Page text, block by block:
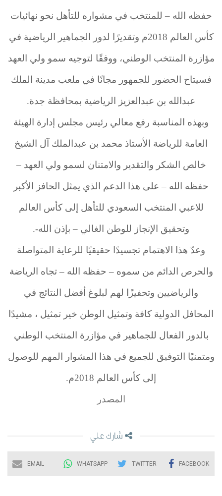
حفظه الله – للمنتخب في مشواره للتأهل نحو نهائيات
كأس العالم 2018م وتقديرًا لدور الجماهير الرياضية في
مؤازرة المنتخب الوطني، ووفقًا لتوجيه سمو ولي العهد
فسيتاح الحضور للجمهور مجانًا في ملعب مدينة الملك
عبدالله بن عبدالعزيز الرياضية بمحافظة جدة.
وبهذه المناسبة رفع معالي رئيس مجلس إدارة الهيئة
العامة للرياضة الأستاذ محمد بن عبدالملك آل الشيخ
خالص الشكر والتقدير والامتنان لسمو ولي العهد –
حفظه الله – على هذا الدعم الذي يمثل الحافز الأكبر
للاعبي المنتخب السعودي للتأهل إلى كأس العالم
وتحقيق الإنجاز للوطن الغالي – بإذن الله-.
وعدّ هذا الاهتمام تجسيدًا حقيقيًا للرعاية المتواصلة
والحرص الدائم من سموه – حفظه الله – تجاه الرياضة
والرياضيين وتحفيزًا لهم لبلوغ أفضل النتائج في
المحافل الدولية كافة وتمثيل الوطن خير تمثيل ، مشيدًا
بالدور الفعال للجماهير في مؤازرة المنتخب الوطني
ومتمنيًا التوفيق للجميع في هذا المشوار المهم للوصول
إلى كأس العالم 2018م.
المصدر
شارك علي
FACEBOOK
TWITTER
WHATSAPP
EMAIL